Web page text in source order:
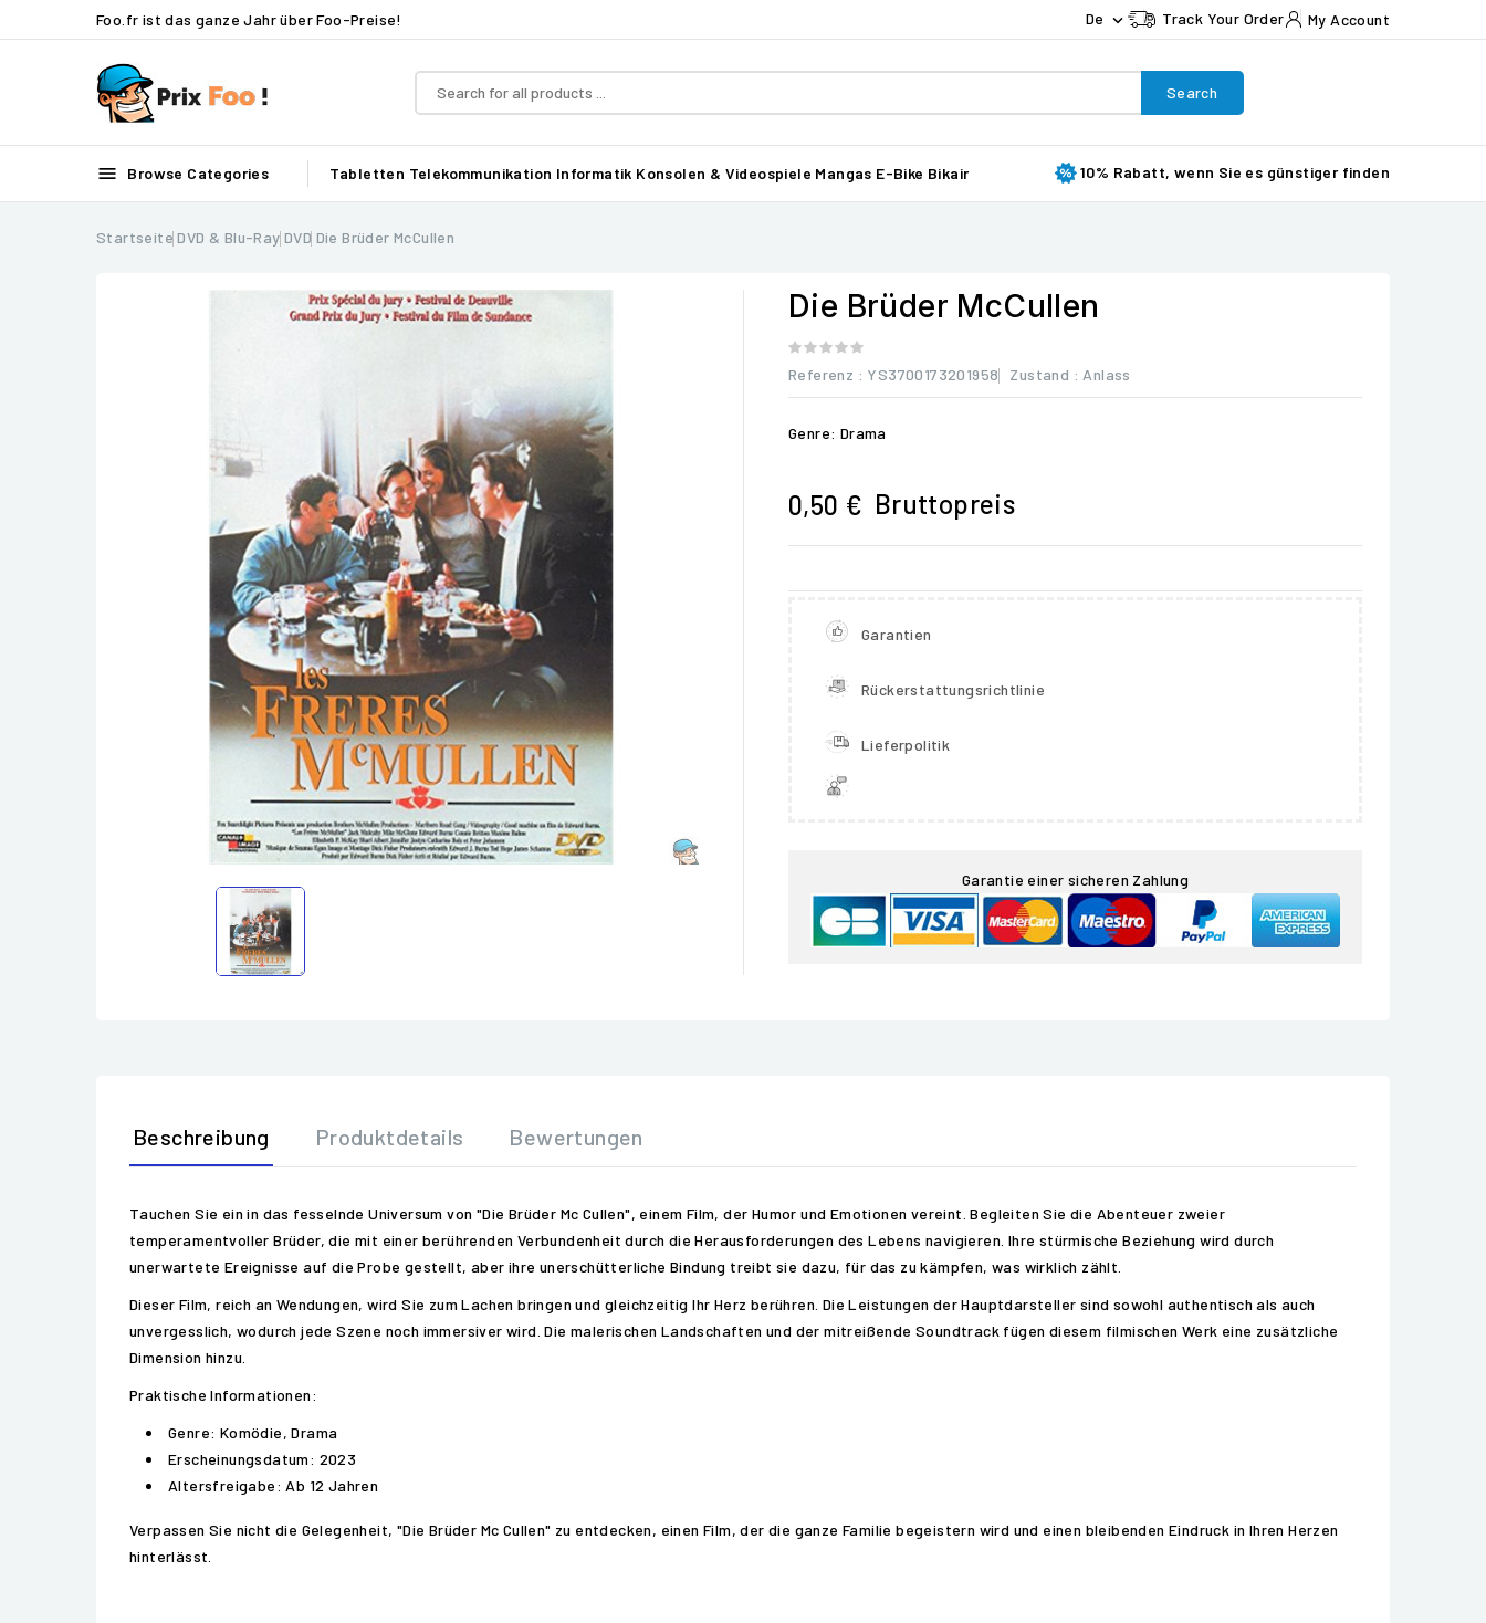
Foo.fr ist das ganze Jahr über Foo-Preise! De  Track Your Order My Account
Search
 Browse Categories Tabletten Telekommunikation Informatik Konsolen & Videospiele Mangas E-Bike Bikair 10% Rabatt, wenn Sie es günstiger finden
Startseite DVD & Blu-Ray DVD Die Brüder McCullen

Die Brüder McCullen
Referenz : YS3700173201958 Zustand : Anlass
Genre: Drama
0,50 € Bruttopreis
Garantien
Rückerstattungsrichtlinie
Lieferpolitik
Garantie einer sicheren Zahlung
Beschreibung Produktdetails Bewertungen
Tauchen Sie ein in das fesselnde Universum von "Die Brüder Mc Cullen", einem Film, der Humor und Emotionen vereint. Begleiten Sie die Abenteuer zweier
temperamentvoller Brüder, die mit einer berührenden Verbundenheit durch die Herausforderungen des Lebens navigieren. Ihre stürmische Beziehung wird durch
unerwartete Ereignisse auf die Probe gestellt, aber ihre unerschütterliche Bindung treibt sie dazu, für das zu kämpfen, was wirklich zählt.
Dieser Film, reich an Wendungen, wird Sie zum Lachen bringen und gleichzeitig Ihr Herz berühren. Die Leistungen der Hauptdarsteller sind sowohl authentisch als auch
unvergesslich, wodurch jede Szene noch immersiver wird. Die malerischen Landschaften und der mitreißende Soundtrack fügen diesem filmischen Werk eine zusätzliche
Dimension hinzu.
Praktische Informationen:
Genre: Komödie, Drama
Erscheinungsdatum: 2023
Altersfreigabe: Ab 12 Jahren
Verpassen Sie nicht die Gelegenheit, "Die Brüder Mc Cullen" zu entdecken, einen Film, der die ganze Familie begeistern wird und einen bleibenden Eindruck in Ihren Herzen
hinterlässt.